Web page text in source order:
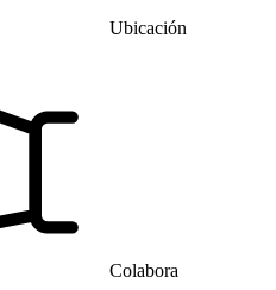
Ubicación
Colabora